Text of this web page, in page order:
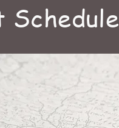
Schedule